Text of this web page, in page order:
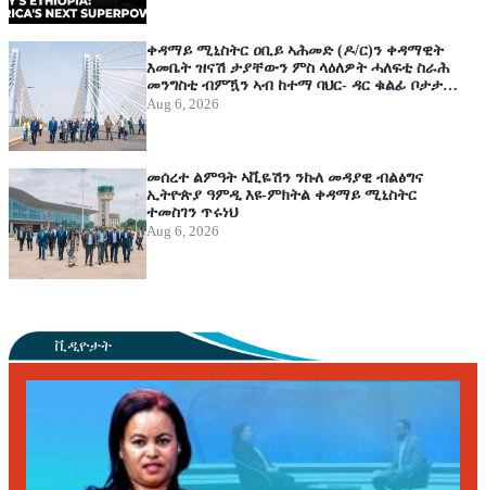
ቀዳማይ ሚኒስትር ዐቢይ ኣሕመድ (ዶ/ር)ን ቀዳማዊት
እመቤት ዝናሽ ታያቸውን ምስ ላዕለዎት ሓለፍቲ ስራሕ
መንግስቲ ብምዃን ኣብ ከተማ ባህር- ዳር ቁልፊ ቦታታት
ልምዓት ተዘዋዊሮም ጎብንዮም
Aug 6, 2026
መሰረተ ልምዓት ኣቪዬሽን ንኩለ መዳያዊ ብልፅግና
ኢትዮጵያ ዓምዲ እዩ-ምክትል ቀዳማይ ሚኒስትር
ተመስገን ጥሩነህ
Aug 6, 2026
ቪዲዮታት